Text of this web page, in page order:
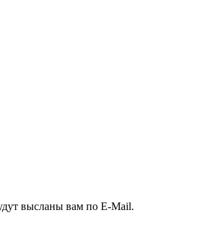
высланы вам по E-Mail.